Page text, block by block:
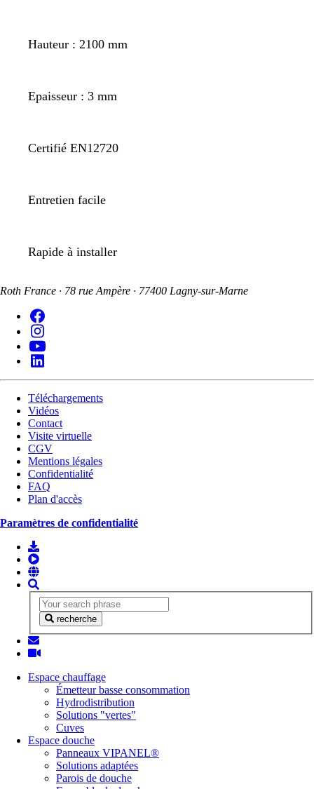
Hauteur : 2100 mm
Epaisseur : 3 mm
Certifié EN12720
Entretien facile
Rapide à installer
Roth France · 78 rue Ampère · 77400 Lagny-sur-Marne
Téléchargements
Vidéos
Contact
Visite virtuelle
CGV
Mentions légales
Confidentialité
FAQ
Plan d'accès
Paramètres de confidentialité
recherche
Espace chauffage
Émetteur basse consommation
Hydrodistribution
Solutions "vertes"
Cuves
Espace douche
Panneaux VIPANEL®
Solutions adaptées
Parois de douche